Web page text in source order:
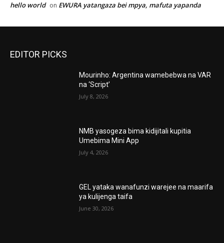
hello world on EWURA yatangaza bei mpya, mafuta yapanda
EDITOR PICKS
Mourinho: Argentina wamebebwa na VAR
na ‘Script’
July 8, 2026
NMB yasogeza bima kidijitali kupitia
Umebima Mini App
July 4, 2026
GEL yataka wanafunzi warejee na maarifa
ya kulijenga taifa
June 30, 2026